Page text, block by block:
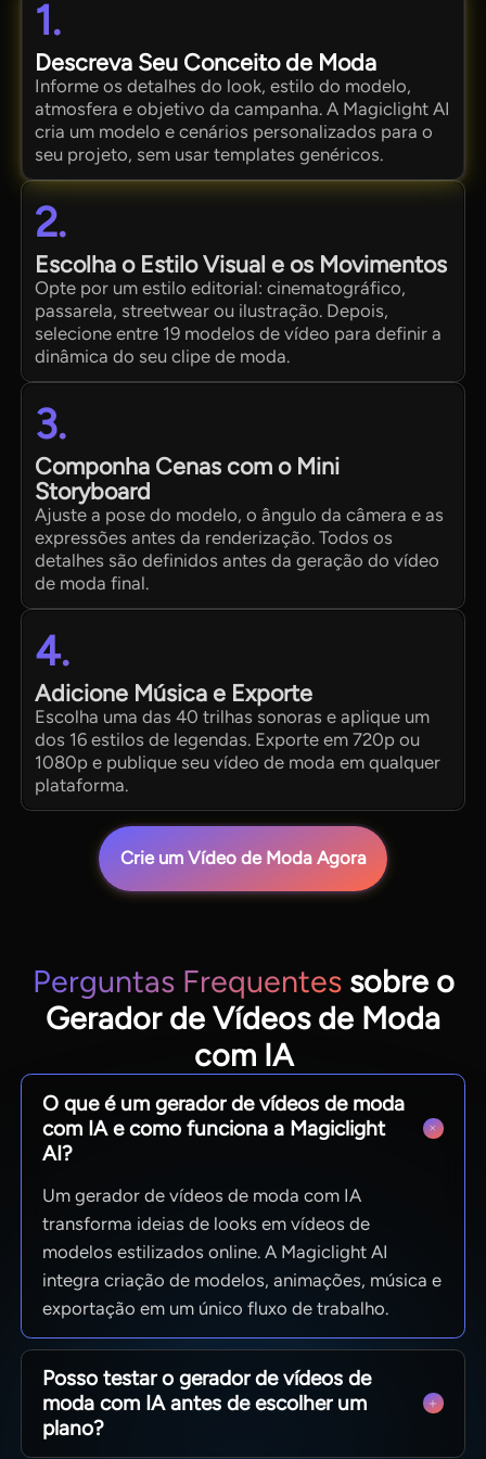
1.
Descreva Seu Conceito de Moda
Informe os detalhes do look, estilo do modelo,
atmosfera e objetivo da campanha. A Magiclight AI
cria um modelo e cenários personalizados para o
seu projeto, sem usar templates genéricos.
2.
Escolha o Estilo Visual e os Movimentos
Opte por um estilo editorial: cinematográfico,
passarela, streetwear ou ilustração. Depois,
selecione entre 19 modelos de vídeo para definir a
dinâmica do seu clipe de moda.
3.
Componha Cenas com o Mini
Storyboard
Ajuste a pose do modelo, o ângulo da câmera e as
expressões antes da renderização. Todos os
detalhes são definidos antes da geração do vídeo
de moda final.
4.
Adicione Música e Exporte
Escolha uma das 40 trilhas sonoras e aplique um
dos 16 estilos de legendas. Exporte em 720p ou
1080p e publique seu vídeo de moda em qualquer
plataforma.
Crie um Vídeo de Moda Agora
Perguntas Frequentessobre o
Gerador de Vídeos de Moda
com IA
O que é um gerador de vídeos de moda
com IA e como funciona a Magiclight
AI?
Um gerador de vídeos de moda com IA
transforma ideias de looks em vídeos de
modelos estilizados online. A Magiclight AI
integra criação de modelos, animações, música e
exportação em um único fluxo de trabalho.
Posso testar o gerador de vídeos de
moda com IA antes de escolher um
plano?